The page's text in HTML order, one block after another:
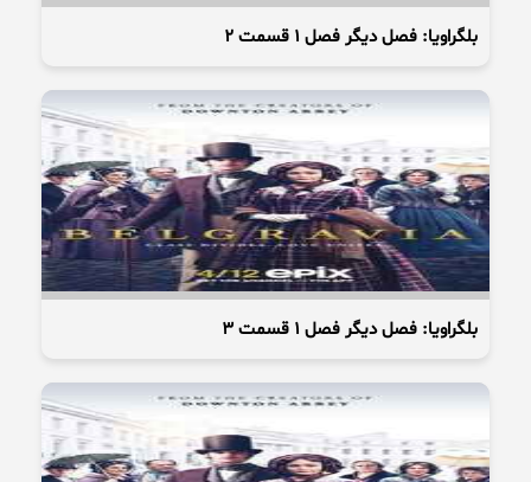
بلگراویا: فصل دیگر فصل 1 قسمت 2
بلگراویا: فصل دیگر فصل 1 قسمت 3